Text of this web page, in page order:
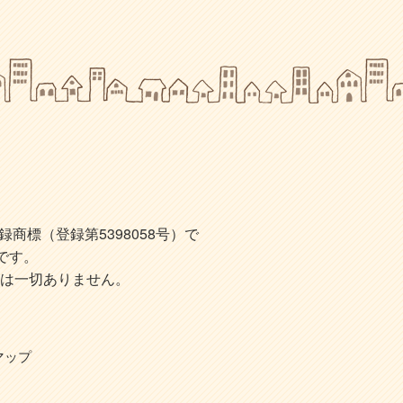
標（登録第5398058号）で
。
切ありません。
ップ